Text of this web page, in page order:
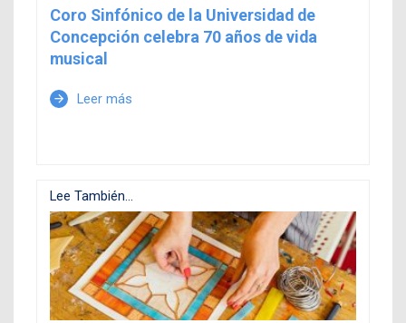
Coro Sinfónico de la Universidad de
Concepción celebra 70 años de vida
musical
arrow_forward Leer más
Lee También...